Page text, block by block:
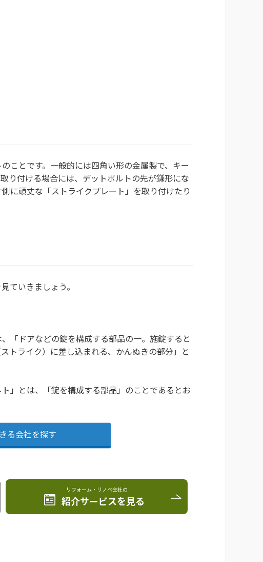
ことです。一般的には四角い形の金属製で、キー
り付ける場合には、デットボルトの先が鎌形にな
に頑丈な「ストライクプレート」を取り付けたり
ていきましょう。
「ドアなどの錠を構成する部品の一。施錠すると
トライク）に差し込まれる、かんぬきの部分」と
」とは、「錠を構成する部品」のことであるとお
る会社を探す
リフォーム・リノベ会社の
紹介サービスを見る